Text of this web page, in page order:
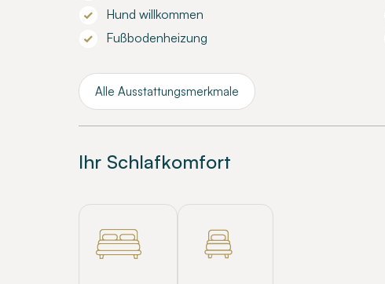
Hund willkommen
Fußbodenheizung
Alle Ausstattungsmerkmale
Ihr Schlafkomfort